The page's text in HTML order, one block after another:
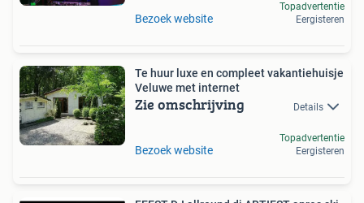
Bezoek website
Topadvertentie
Eergisteren
Te huur luxe en compleet vakantiehuisje
Veluwe met internet
Zie omschrijving Details
Bezoek website
Topadvertentie
Eergisteren